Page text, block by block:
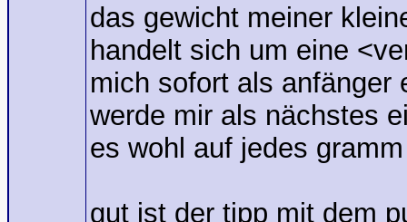
das gewicht meiner
handelt sich um eine
mich sofort als anfänger
werde mir als nächstes
es wohl auf jedes
gut ist der tipp mit dem